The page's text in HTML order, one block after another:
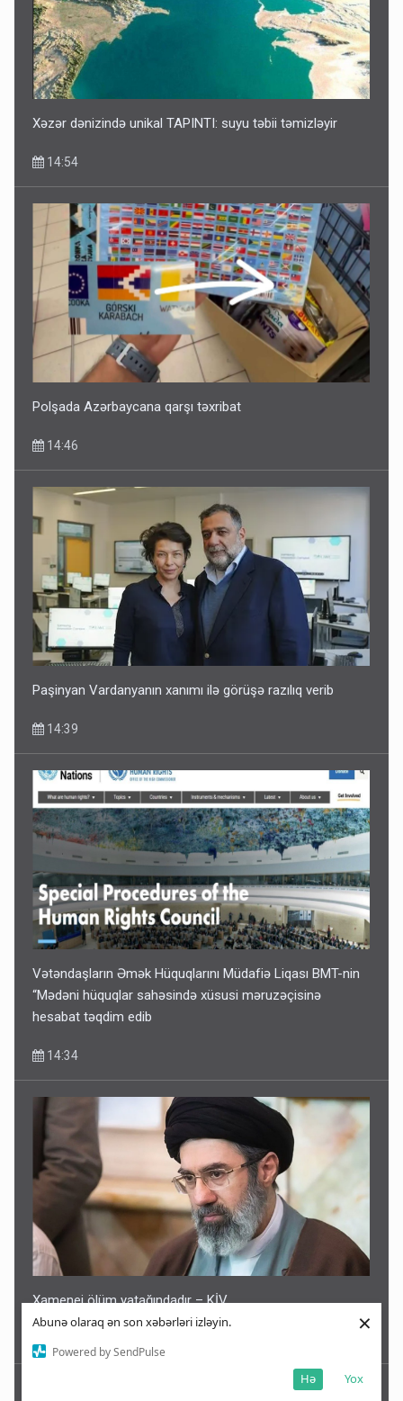
Abunə olaraq ən son xəbərləri izləyin.
Powered by SendPulse
Yox
Hə
×
Xəzər dənizində unikal TAPINTI: suyu təbii təmizləyir
14:54
Polşada Azərbaycana qarşı təxribat
14:46
Paşinyan Vardanyanın xanımı ilə görüşə razılıq verib
14:39
Vətəndaşların Əmək Hüquqlarını Müdafiə Liqası BMT-nin
“Mədəni hüquqlar sahəsində xüsusi məruzəçisinə
hesabat təqdim edib
14:34
Xamenei ölüm yatağındadır – KİV